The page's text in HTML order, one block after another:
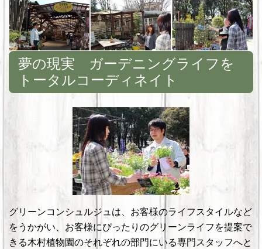
夢の現実 ガーデニングライフを
トータルコーディネイト
グリーンコンシュルジュは、お客様のライフスタイルなど
をうかがい、お客様にぴったりのグリーンライフを提案で
きる木村植物園のそれぞれの部門にいる専門スタッフへと